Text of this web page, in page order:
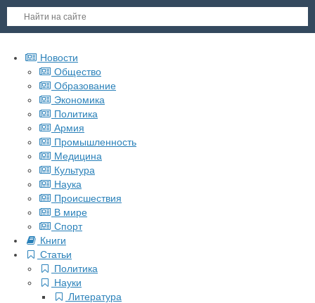
Новости
Общество
Образование
Экономика
Политика
Армия
Промышленность
Медицина
Культура
Наука
Происшествия
В мире
Спорт
Книги
Статьи
Политика
Науки
Литература